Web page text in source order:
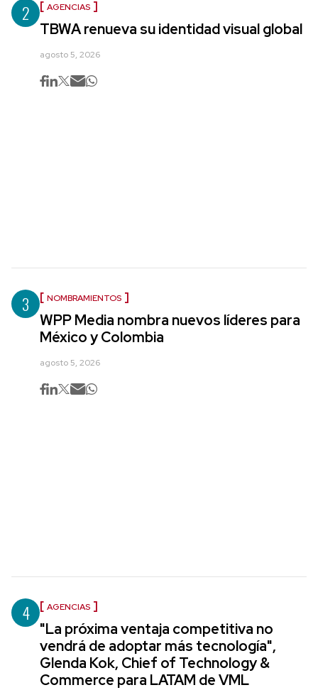
2 AGENCIAS
TBWA renueva su identidad visual global
agosto 5, 2026
3 NOMBRAMIENTOS
WPP Media nombra nuevos líderes para
México y Colombia
agosto 5, 2026
4 AGENCIAS
"La próxima ventaja competitiva no
vendrá de adoptar más tecnología",
Glenda Kok, Chief of Technology &
Commerce para LATAM de VML